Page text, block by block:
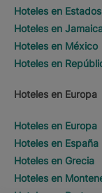
Hoteles en
Hoteles en
Hoteles en México
Hoteles en
Hoteles en Europa
Hoteles en Europa
Hoteles en España
Hoteles en Grecia
Hoteles en